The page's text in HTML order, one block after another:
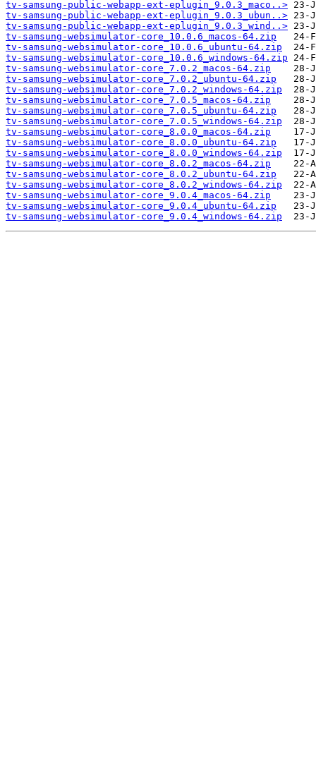
tv-samsung-public-webapp-ext-eplugin_9.0.3_maco..>
tv-samsung-public-webapp-ext-eplugin_9.0.3_ubun..>
tv-samsung-public-webapp-ext-eplugin_9.0.3_wind..>
tv-samsung-websimulator-core_10.0.6_macos-64.zip
tv-samsung-websimulator-core_10.0.6_ubuntu-64.zip
tv-samsung-websimulator-core_10.0.6_windows-64.zip
tv-samsung-websimulator-core_7.0.2_macos-64.zip
tv-samsung-websimulator-core_7.0.2_ubuntu-64.zip
tv-samsung-websimulator-core_7.0.2_windows-64.zip
tv-samsung-websimulator-core_7.0.5_macos-64.zip
tv-samsung-websimulator-core_7.0.5_ubuntu-64.zip
tv-samsung-websimulator-core_7.0.5_windows-64.zip
tv-samsung-websimulator-core_8.0.0_macos-64.zip
tv-samsung-websimulator-core_8.0.0_ubuntu-64.zip
tv-samsung-websimulator-core_8.0.0_windows-64.zip
tv-samsung-websimulator-core_8.0.2_macos-64.zip
tv-samsung-websimulator-core_8.0.2_ubuntu-64.zip
tv-samsung-websimulator-core_8.0.2_windows-64.zip
tv-samsung-websimulator-core_9.0.4_macos-64.zip
tv-samsung-websimulator-core_9.0.4_ubuntu-64.zip
tv-samsung-websimulator-core_9.0.4_windows-64.zip